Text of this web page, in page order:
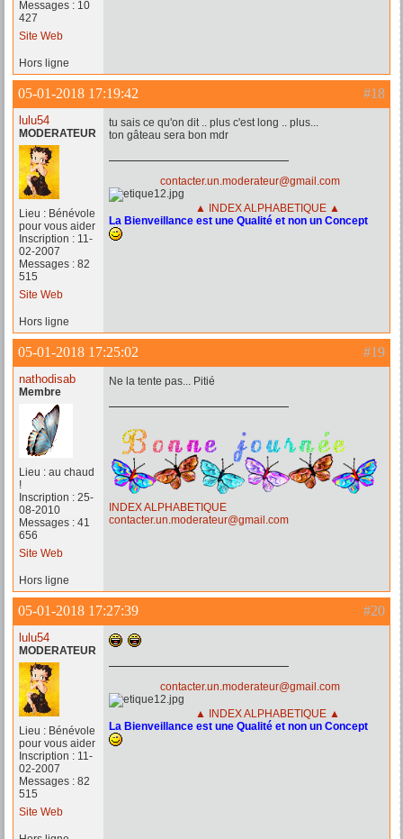
Messages : 10
427
Site Web
Hors ligne
#18
05-01-2018 17:19:42
lulu54
MODERATEUR
Lieu : Bénévole
pour vous aider
Inscription : 11-
02-2007
Messages : 82
515
Site Web
tu sais ce qu'on dit .. plus c'est long .. plus...
ton gâteau sera bon mdr
contacter.un.moderateur@gmail.com
▲ INDEX ALPHABETIQUE ▲
La Bienveillance est une Qualité et non un Concept
Hors ligne
#19
05-01-2018 17:25:02
nathodisab
Membre
Lieu : au chaud
!
Inscription : 25-
08-2010
Messages : 41
656
Site Web
Ne la tente pas... Pitié
INDEX ALPHABETIQUE
contacter.un.moderateur@gmail.com
Hors ligne
#20
05-01-2018 17:27:39
lulu54
MODERATEUR
Lieu : Bénévole
pour vous aider
Inscription : 11-
02-2007
Messages : 82
515
Site Web
contacter.un.moderateur@gmail.com
▲ INDEX ALPHABETIQUE ▲
La Bienveillance est une Qualité et non un Concept